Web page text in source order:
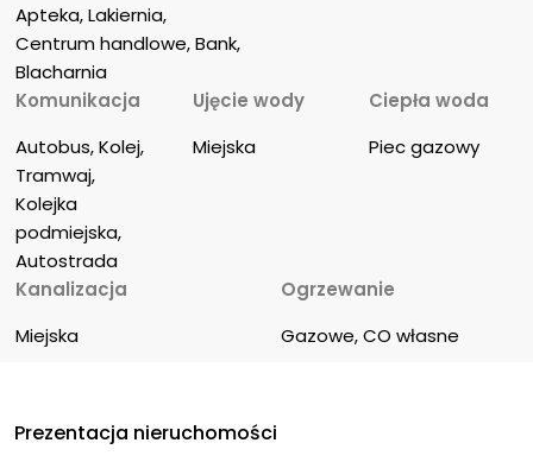
Apteka, Lakiernia,
Centrum handlowe, Bank,
Blacharnia
Komunikacja
Autobus, Kolej,
Tramwaj,
Kolejka
podmiejska,
Autostrada
Ujęcie wody
Miejska
Ciepła woda
Piec gazowy
Kanalizacja
Miejska
Ogrzewanie
Gazowe, CO własne
Prezentacja nieruchomości